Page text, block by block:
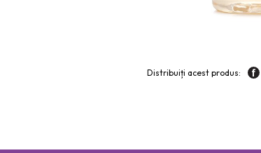
Distribuiți acest produs: